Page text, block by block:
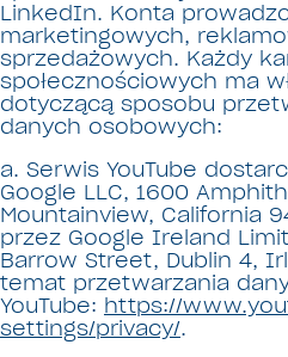
LinkedIn. Konta
marketingowych,
sprzedażowych. Każdy
społecznościowych ma
dotyczącą sposobu
danych osobowych:
a. Serwis YouTube
Google LLC, 1600
Mountainview, California
przez Google Ireland
Barrow Street, Dublin 4,
temat przetwarzania
YouTube: https://
settings/privacy/.